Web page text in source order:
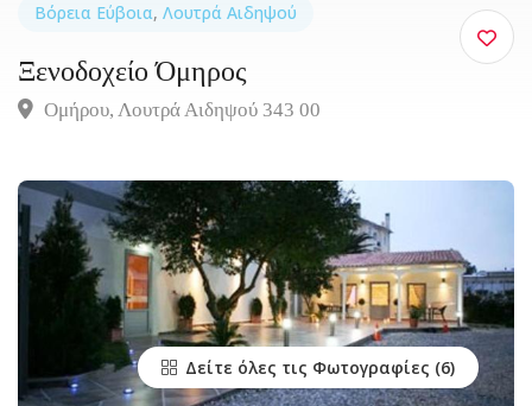
Τοποθεσία
Όλες οι Κατηγορίες
Βόρεια Εύβοια, Λουτρά Αιδηψού
Ξενοδοχείο Όμηρος
Ομήρου, Λουτρά Αιδηψού 343 00
Δείτε όλες τις Φωτογραφίες